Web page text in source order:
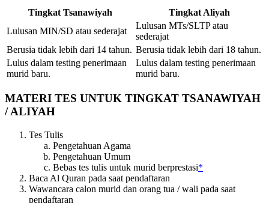
Tingkat Tsanawiyah
Tingkat Aliyah
Lulusan MIN/SD atau sederajat
Lulusan MTs/SLTP atau
sederajat
Berusia tidak lebih dari 14 tahun. Berusia tidak lebih dari 18 tahun.
Lulus dalam testing penerimaan
murid baru.
Lulus dalam testing penerimaan
murid baru.
MATERI TES UNTUK TINGKAT TSANAWIYAH
/ ALIYAH
Tes Tulis
Pengetahuan Agama
Pengetahuan Umum
Bebas tes tulis untuk murid berprestasi*
Baca Al Quran pada saat pendaftaran
Wawancara calon murid dan orang tua / wali pada saat
pendaftaran